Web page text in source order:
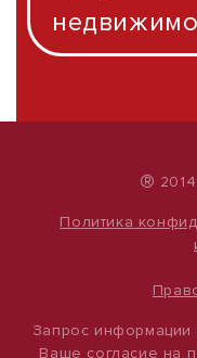
®
Политика
Запрос информации
Ваше согласие на